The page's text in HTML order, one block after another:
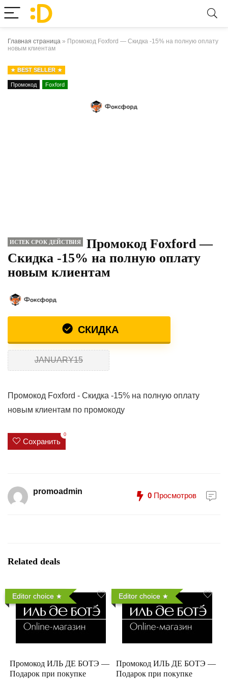
Главная страница » Промокод Foxford — Скидка -15% на полную оплату
новым клиентам
BEST SELLER
Промокод Foxford
ИСТЕК СРОК ДЕЙСТВИЯ
Промокод Foxford —
Скидка -15% на полную оплату
новым клиентам
СКИДКА
JANUARY15
Промокод Foxford - Скидка -15% на полную оплату
новым клиентам по промокоду
Сохранить
0
promoadmin 0 Просмотров
Related deals
Editor choice
Промокод ИЛЬ ДЕ БОТЭ —
Подарок при покупке
Editor choice
Промокод ИЛЬ ДЕ БОТЭ —
Подарок при покупке